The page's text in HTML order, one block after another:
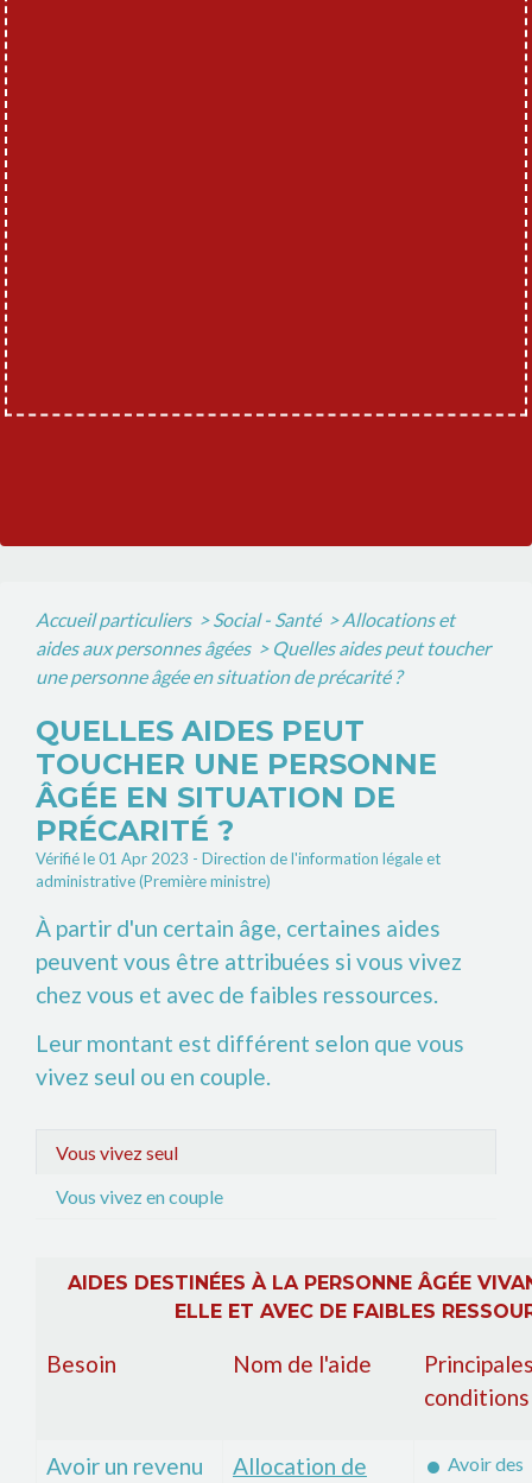
Accueil particuliers > Social - Santé > Allocations et
aides aux personnes âgées > Quelles aides peut toucher
une personne âgée en situation de précarité ?
QUELLES AIDES PEUT
TOUCHER UNE PERSONNE
ÂGÉE EN SITUATION DE
PRÉCARITÉ ?
Vérifié le 01 Apr 2023 - Direction de l'information légale et
administrative (Première ministre)
À partir d'un certain âge, certaines aides
peuvent vous être attribuées si vous vivez
chez vous et avec de faibles ressources.
Leur montant est différent selon que vous
vivez seul ou en couple.
Vous vivez seul
Vous vivez en couple
AIDES DESTINÉES À LA PERSONNE ÂGÉE
ELLE ET AVEC DE FAIBLES
Besoin Nom de l'aide
conditions
Avoir un revenu Allocation de
Avoir des